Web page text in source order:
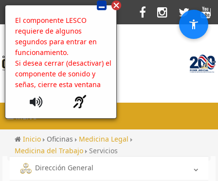
El componente LESCO
requiere de algunos
segundos para entrar en
funcionamiento.
Si desea cerrar (desactivar) el
componente de sonido y
señas, cierre esta ventana
MENU
Inicio Oficinas
Medicina Legal
Medicina del Trabajo
Servicios
Dirección General